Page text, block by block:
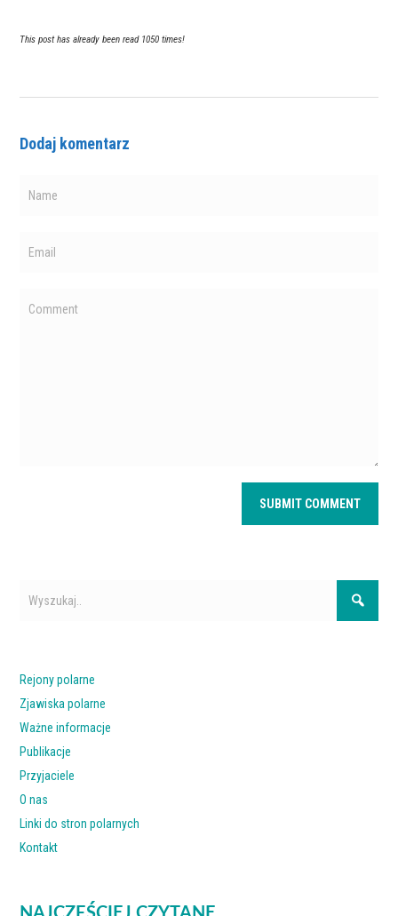
This post has already been read 1050 times!
Dodaj komentarz
Rejony polarne
Zjawiska polarne
Ważne informacje
Publikacje
Przyjaciele
O nas
Linki do stron polarnych
Kontakt